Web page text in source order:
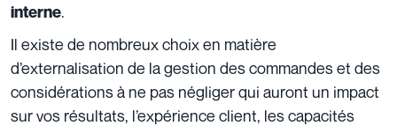
interne.
Il existe de nombreux choix en matière
d’externalisation de la gestion des commandes et des
considérations à ne pas négliger qui auront un impact
sur vos résultats, l’expérience client, les capacités